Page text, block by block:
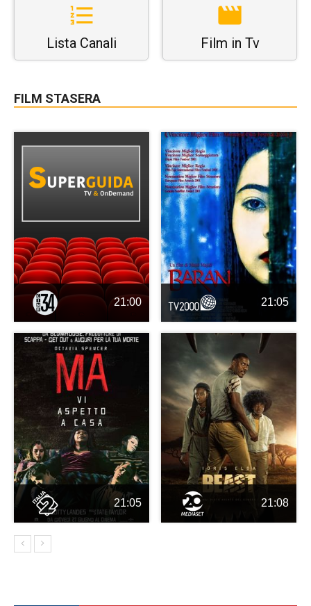
Lista Canali Film in Tv
FILM STASERA
21:00 21:05
21:05 21:08